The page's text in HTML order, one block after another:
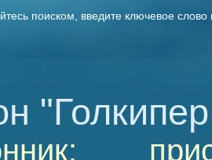
поиском, введите ключевое